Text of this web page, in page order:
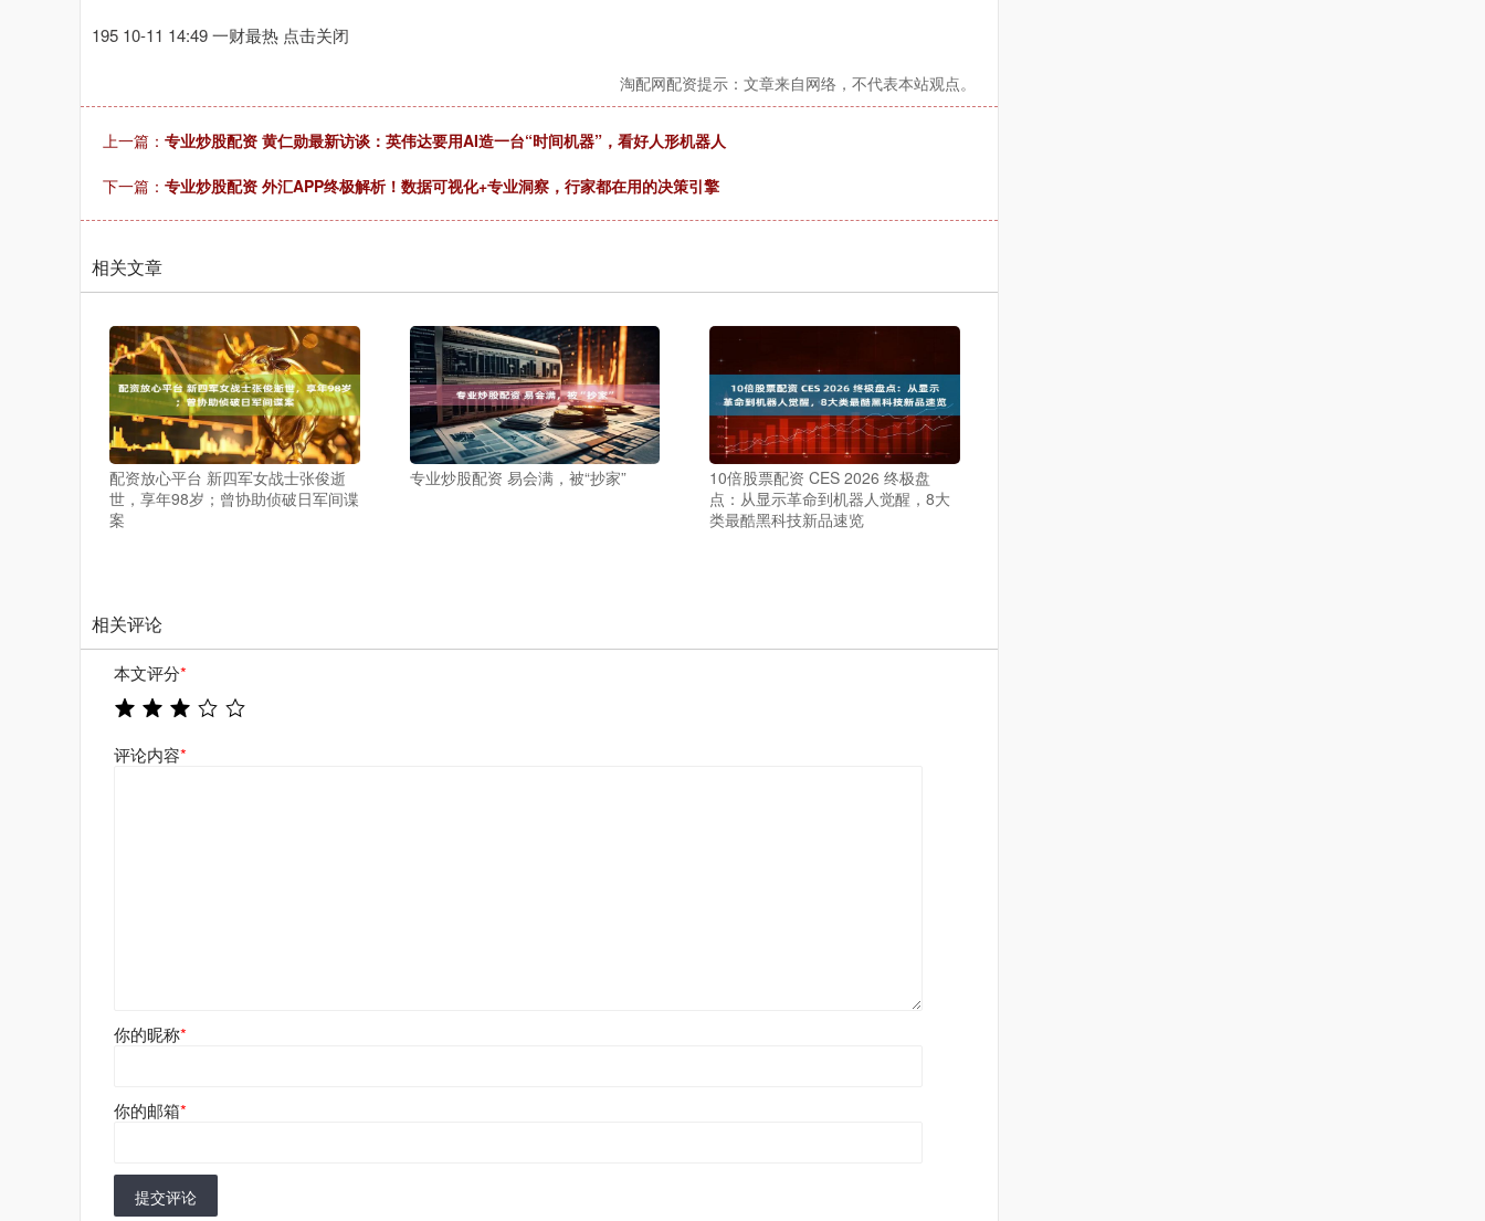
195 10-11 14:49 一财最热 点击关闭
淘配网配资提示：文章来自网络，不代表本站观点。
上一篇： 专业炒股配资 黄仁勋最新访谈：英伟达要用AI造一台“时间机器”，看好人形机器人
下一篇： 专业炒股配资 外汇APP终极解析！数据可视化+专业洞察，行家都在用的决策引擎
相关文章
配资放心平台 新四军女战士张俊逝
世，享年98岁；曾协助侦破日军间谍
案
专业炒股配资 易会满，被“抄家”
10倍股票配资 CES 2026 终极盘
点：从显示革命到机器人觉醒，8大
类最酷黑科技新品速览
相关评论
本文评分*
评论内容*
你的昵称*
你的邮箱*
提交评论